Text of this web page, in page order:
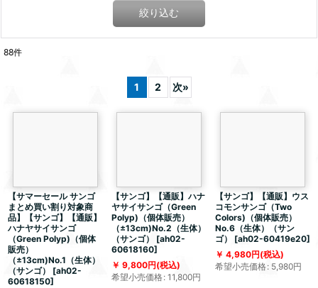
絞り込む
88件
1 2 次»
【サマーセール サンゴ
まとめ買い割り対象商
品】【サンゴ】【通販】
ハナヤサイサンゴ
（Green Polyp)（個体
販売）
（±13cm)No.1（生体）
（サンゴ）
[ah02-
60618150]
【サンゴ】【通販】ハナ
ヤサイサンゴ（Green
Polyp)（個体販売）
（±13cm)No.2（生体）
（サンゴ）
[ah02-
60618160]
9,800円(税込)
希望小売価格: 11,800円
【サンゴ】【通販】ウス
コモンサンゴ（Two
Colors)（個体販売）
No.6（生体）（サン
ゴ）
[ah02-60419e20]
4,980円(税込)
希望小売価格: 5,980円